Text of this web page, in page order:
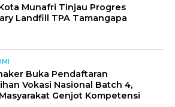
Munafri Tinjau Progres
Landfill TPA Tamangapa
Buka Pendaftaran
Vokasi Nasional Batch 4,
Genjot Kompetensi